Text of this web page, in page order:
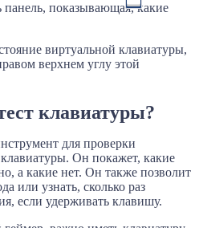
панель, показывающая, какие
виртуальной клавиатуры,
верхнем углу этой
клавиатуры?
для проверки
Он покажет, какие
а какие нет. Он также позволит
или узнать, сколько раз
если удерживать клавишу.